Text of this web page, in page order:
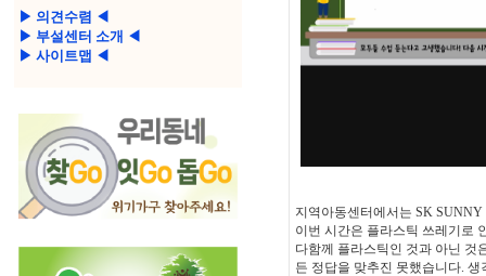
▶ 의견수렴 ◀
▶ 부설센터 소개 ◀
▶ 사이트맵 ◀
지역아동센터에서는 SK
이번 시간은 플라스틱 쓰레기로
다함께 플라스틱인 것과 아닌 것
든 정답을 맞추진 못했습니다.